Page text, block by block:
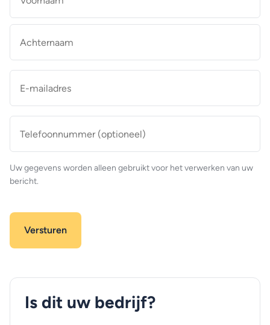
mailadres *
(optioneel)
Uw gegevens worden alleen gebruikt voor het verwerken van uw
bericht.
Is dit uw bedrijf?